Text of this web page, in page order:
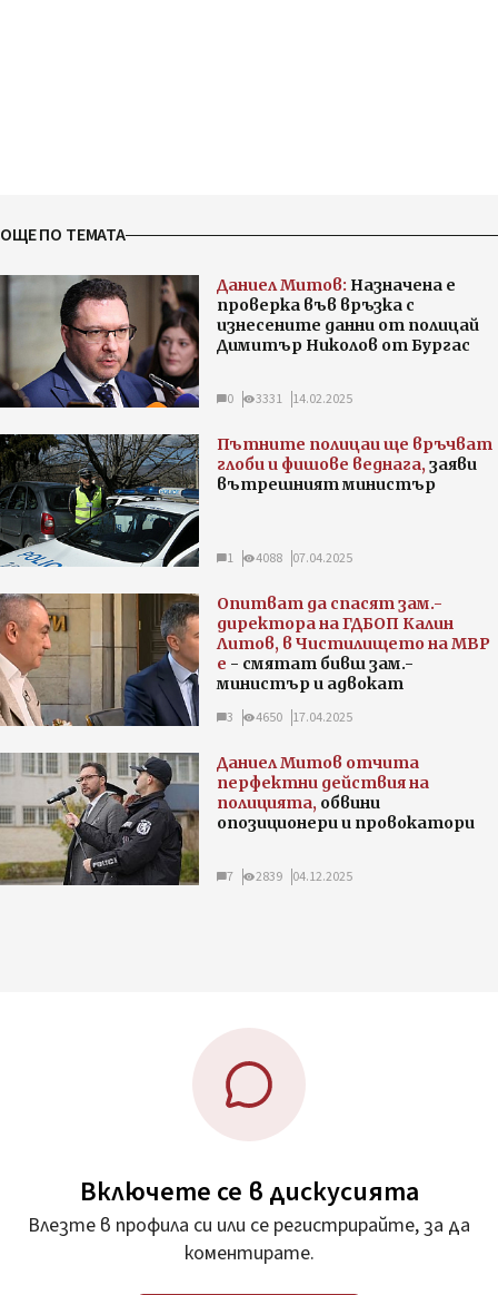
ОЩЕ ПО ТЕМАТА
Даниел Митов: Назначена е
проверка във връзка с
изнесените данни от полицай
Димитър Николов от Бургас
0 3331 14.02.2025
Пътните полицаи ще връчват
глоби и фишове веднага, заяви
вътрешният министър
1 4088 07.04.2025
Опитват да спасят зам.-
директора на ГДБОП Калин
Литов, в Чистилището на МВР
е - смятат бивш зам.-
министър и адвокат
3 4650 17.04.2025
Даниел Митов отчита
перфектни действия на
полицията, обвини
опозиционери и провокатори
7 2839 04.12.2025
Включете се в дискусията
Влезте в профила си или се регистрирайте, за да
коментирате.